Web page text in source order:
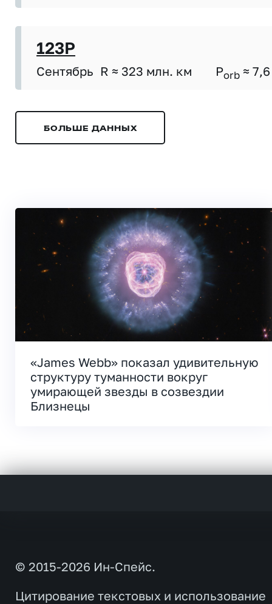
123P
Сентябрь R ≈ 323 млн. км Porb ≈ 7,6
БОЛЬШЕ ДАННЫХ
«James Webb» показал удивительную
структуру туманности вокруг
умирающей звезды в созвездии
Близнецы
© 2015-2026 Ин-Спейс.
Цитирование текстовых и использование